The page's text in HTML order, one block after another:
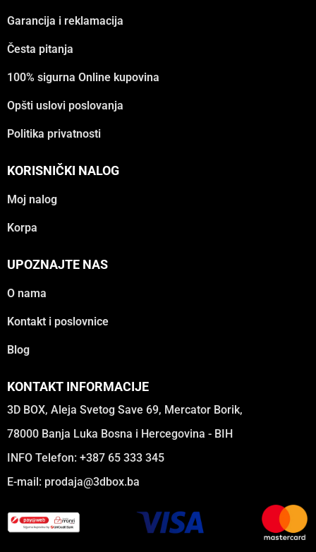
Garancija i reklamacija
Česta pitanja
100% sigurna Online kupovina
Opšti uslovi poslovanja
Politika privatnosti
KORISNIČKI NALOG
Moj nalog
Korpa
UPOZNAJTE NAS
O nama
Kontakt i poslovnice
Blog
KONTAKT INFORMACIJE
3D BOX, Aleja Svetog Save 69, Mercator Borik,
78000 Banja Luka Bosna i Hercegovina - BIH
INFO Telefon: +387 65 333 345
E-mail: prodaja@3dbox.ba